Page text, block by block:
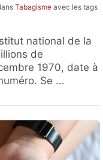
Tabagisme avec les tags
national de la
de
1970, date à
Se ...